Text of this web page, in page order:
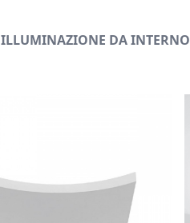
ILLUMINAZIONE DA INTERNO